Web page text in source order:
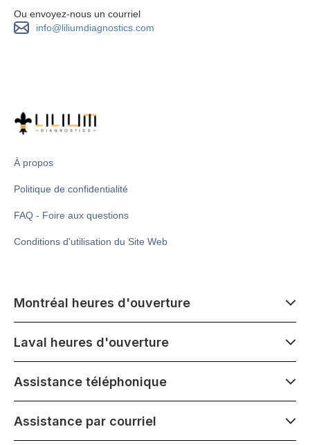
Ou envoyez-nous un courriel
info@liliumdiagnostics.com
À propos
Politique de confidentialité
FAQ - Foire aux questions
Conditions d'utilisation du Site Web
Montréal heures d'ouverture
Lundi - Samedi
1500 Atwater ave,
Assistance par courriel
Laval heures d'ouverture
Lundi - Samedi
275 Boulevard Armand-Frappier,
Assistance téléphonique
Lundi - Samedi